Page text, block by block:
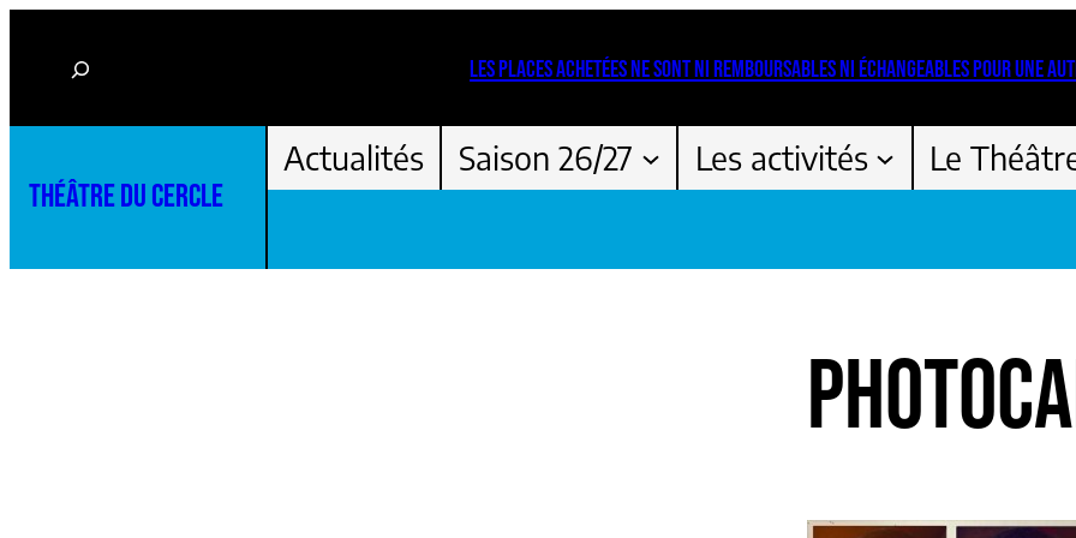
Rechercher LES PLACES ACHETÉES NE SONT NI REMBOURSABLES NI ÉCHANGEABLES POUR UNE
THÉÂTRE DU CERCLE
Actualités Saison 26/27 Les activités Le